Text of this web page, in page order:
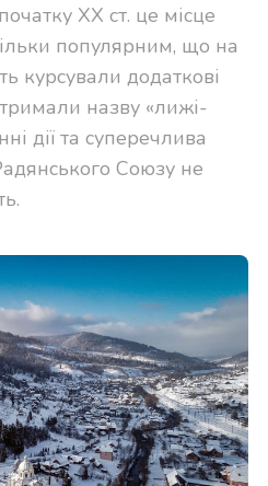
XX ст. це місце
популярним, що на
курсували додаткові
назву «лижі-
дії та суперечлива
Союзу не